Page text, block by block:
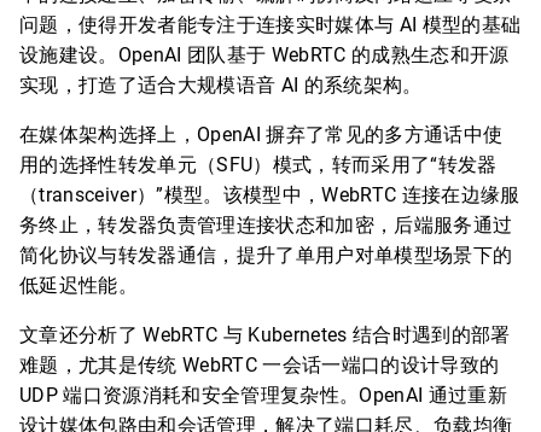
问题，使得开发者能专注于连接实时媒体与 AI 模型的基础
设施建设。OpenAI 团队基于 WebRTC 的成熟生态和开源
实现，打造了适合大规模语音 AI 的系统架构。
在媒体架构选择上，OpenAI 摒弃了常见的多方通话中使
用的选择性转发单元（SFU）模式，转而采用了“转发器
（transceiver）”模型。该模型中，WebRTC 连接在边缘服
务终止，转发器负责管理连接状态和加密，后端服务通过
简化协议与转发器通信，提升了单用户对单模型场景下的
低延迟性能。
文章还分析了 WebRTC 与 Kubernetes 结合时遇到的部署
难题，尤其是传统 WebRTC 一会话一端口的设计导致的
UDP 端口资源消耗和安全管理复杂性。OpenAI 通过重新
设计媒体包路由和会话管理，解决了端口耗尽、负载均衡